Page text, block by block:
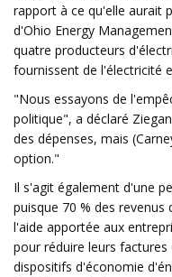
rapport à ce qu'elle aurait
d'Ohio Energy
quatre producteurs
fournissent de l'électricité
"Nous essayons de
politique", a déclaré
des dépenses, mais
option."
Il s'agit également d'une
puisque 70 % des
l'aide apportée aux
pour réduire leurs
dispositifs d'économie